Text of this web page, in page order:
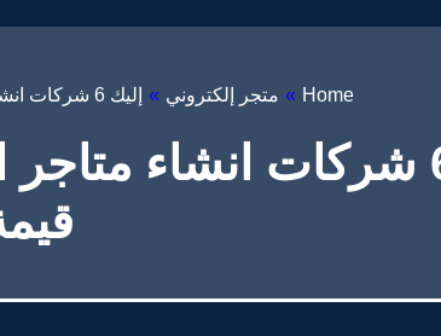
Home
» متجر إلكتروني » إليك 6 شركات انشاء متاجر الكترونية تحتاج إلى معرفتها – قيمة تك
إليك 6 شركات انشاء